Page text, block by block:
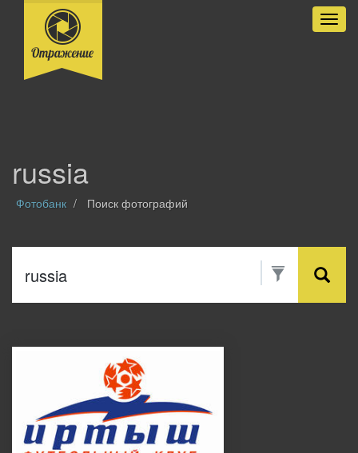
russia
Фотобанк Поиск фотографий